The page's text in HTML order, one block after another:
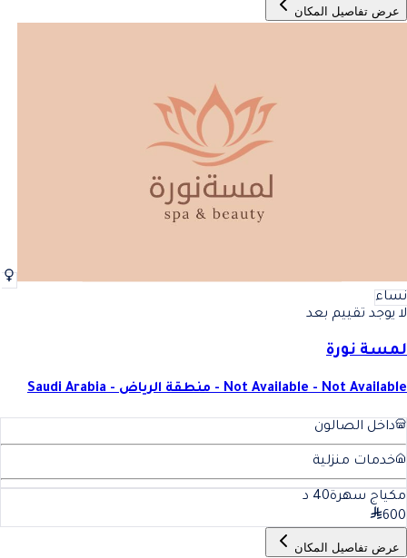
عرض تفاصيل المكان
نساء
لا يوجد تقييم بعد
لمسة نورة
Not Available - Not Available - منطقة الرياض - Saudi Arabia
داخل الصالون
خدمات منزلية
مكياج سهرة40 د
600
عرض تفاصيل المكان